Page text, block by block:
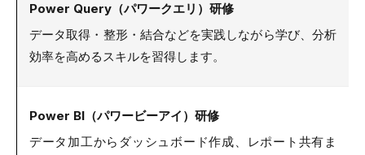
Power Query（パワークエリ）研修
データ取得・整形・結合などを実践しながら学び、分析
効率を高めるスキルを習得します。
Power BI（パワービーアイ）研修
データ加工からダッシュボード作成、レポート共有ま